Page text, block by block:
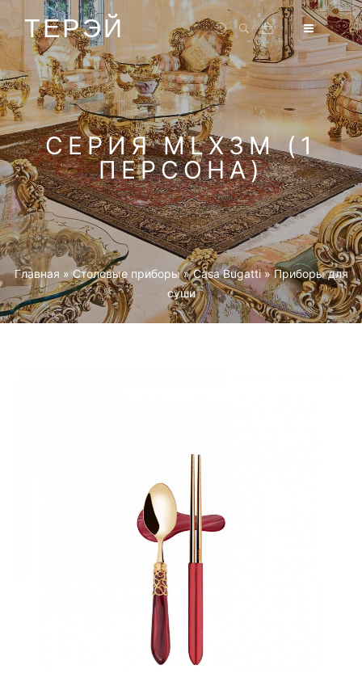
ТЕРЭЙ
СЕРИЯ MLX3M (1
ПЕРСОНА)
Главная »Столовые приборы »Casa Bugatti »Приборы для
суши